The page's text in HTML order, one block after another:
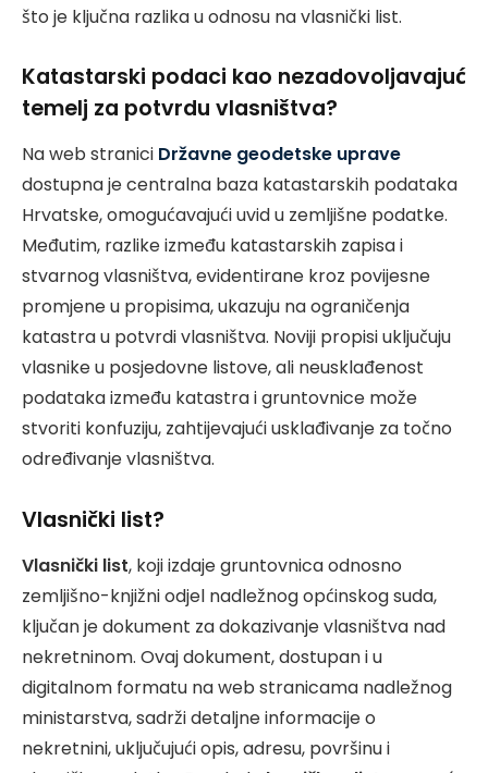
što je ključna razlika u odnosu na vlasnički list.
Katastarski podaci kao nezadovoljavajuć
temelj za potvrdu vlasništva?
Na web stranici Državne geodetske uprave
dostupna je centralna baza katastarskih podataka
Hrvatske, omogućavajući uvid u zemljišne podatke.
Međutim, razlike između katastarskih zapisa i
stvarnog vlasništva, evidentirane kroz povijesne
promjene u propisima, ukazuju na ograničenja
katastra u potvrdi vlasništva. Noviji propisi uključuju
vlasnike u posjedovne listove, ali neusklađenost
podataka između katastra i gruntovnice može
stvoriti konfuziju, zahtijevajući usklađivanje za točno
određivanje vlasništva.
Vlasnički list?
Vlasnički list, koji izdaje gruntovnica odnosno
zemljišno-knjižni odjel nadležnog općinskog suda,
ključan je dokument za dokazivanje vlasništva nad
nekretninom. Ovaj dokument, dostupan i u
digitalnom formatu na web stranicama nadležnog
ministarstva, sadrži detaljne informacije o
nekretnini, uključujući opis, adresu, površinu i